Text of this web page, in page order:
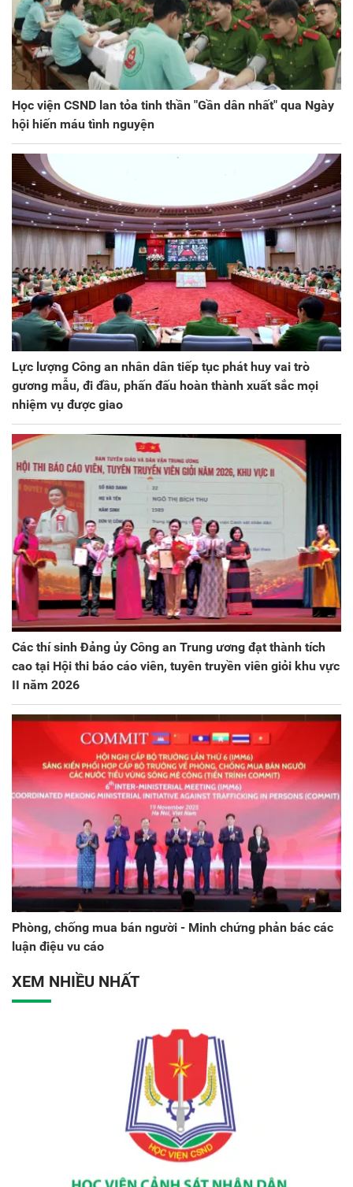
Học viện CSND lan tỏa tinh thần "Gần dân nhất" qua Ngày
hội hiến máu tình nguyện
Lực lượng Công an nhân dân tiếp tục phát huy vai trò
gương mẫu, đi đầu, phấn đấu hoàn thành xuất sắc mọi
nhiệm vụ được giao
Các thí sinh Đảng ủy Công an Trung ương đạt thành tích
cao tại Hội thi báo cáo viên, tuyên truyền viên giỏi khu vực
II năm 2026
Phòng, chống mua bán người - Minh chứng phản bác các
luận điệu vu cáo
XEM NHIỀU NHẤT